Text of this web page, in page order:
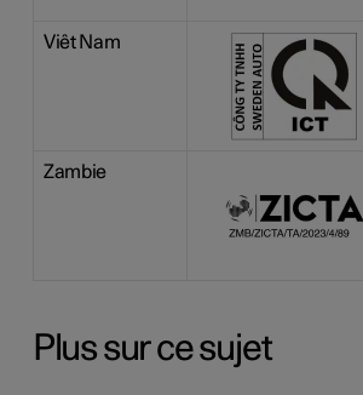
Viêt Nam
Zambie
Plus sur ce sujet